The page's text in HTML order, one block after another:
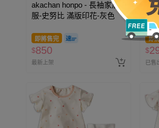
akachan honpo - 長袖家居
服-史努比 滿版印花-灰色
即將售完
$850
最新上架
服-
即
$
已售